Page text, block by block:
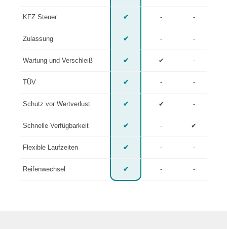
KFZ Steuer ✔ - -
Zulassung ✔ - -
Wartung und Verschleiß ✔ ✔ -
TÜV ✔ - -
Schutz vor Wertverlust ✔ ✔ -
Schnelle Verfügbarkeit ✔ - ✔
Flexible Laufzeiten ✔ - -
Reifenwechsel ✔ - -